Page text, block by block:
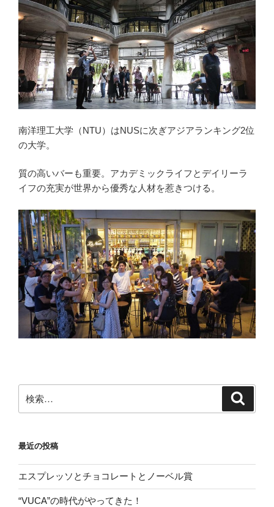
南洋理工大学（NTU）はNUSに次ぎアジアランキング2位
の大学。
質の高いバーも重要。アカデミックライフとデイリーラ
イフの充実が世界から優秀な人材を惹きつける。
索:
最近の投稿
エスプレッソとチョコレートとノーベル賞
“VUCA”の時代がやってきた！